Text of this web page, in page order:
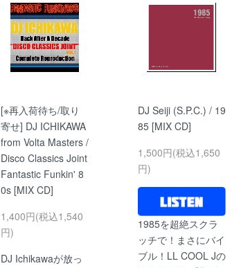
[※再入荷待ち/取り
寄せ] DJ ICHIKAWA
from Volta Masters /
Disco Classics Joint
Fantastic Funkin' 8
0s [MIX CD]
1,400円(税込1,540
円)
DJ Ichikawaが放っ
DJ Seiji (S.P.C.) / 19
85 [MIX CD]
1,500円(税込1,650
円)
1985を超絶スクラ
ッチで！まさにバイ
ブル！LL COOL Jの